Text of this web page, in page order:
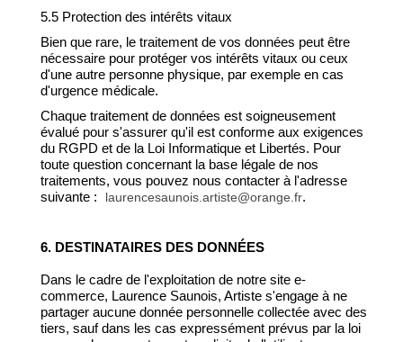
5.5 Protection des intérêts vitaux
Bien que rare, le traitement de vos données peut être
nécessaire pour protéger vos intérêts vitaux ou ceux
d'une autre personne physique, par exemple en cas
d'urgence médicale.
Chaque traitement de données est soigneusement
évalué pour s'assurer qu'il est conforme aux exigences
du RGPD et de la Loi Informatique et Libertés. Pour
toute question concernant la base légale de nos
traitements, vous pouvez nous contacter à l'adresse
suivante :
laurencesaunois.artiste@orange.fr.
6. DESTINATAIRES DES DONNÉES
Dans le cadre de l'exploitation de notre site e-
commerce, Laurence Saunois, Artiste s'engage à ne
partager aucune donnée personnelle collectée avec des
tiers, sauf dans les cas expressément prévus par la loi